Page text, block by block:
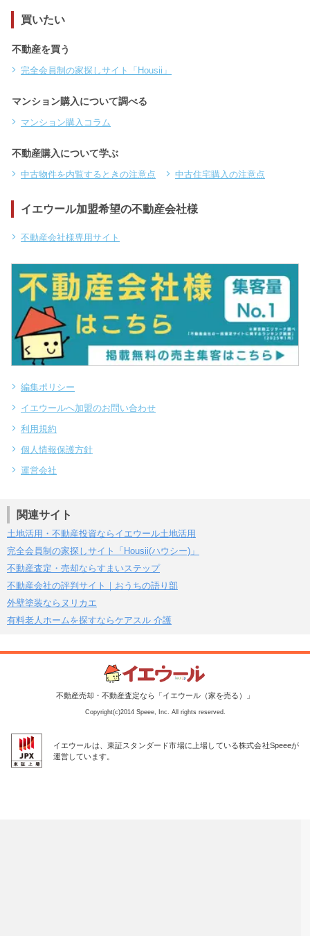
買いたい
不動産を買う
完全会員制の家探しサイト「Housii」
マンション購入について調べる
マンション購入コラム
不動産購入について学ぶ
中古物件を内覧するときの注意点 中古住宅購入の注意点
イエウール加盟希望の不動産会社様
不動産会社様専用サイト
編集ポリシー
イエウールへ加盟のお問い合わせ
利用規約
個人情報保護方針
運営会社
関連サイト
土地活用・不動産投資ならイエウール土地活用
完全会員制の家探しサイト「Housii(ハウシー)」
不動産査定・売却ならすまいステップ
不動産会社の評判サイト｜おうちの語り部
外壁塗装ならヌリカエ
有料老人ホームを探すならケアスル 介護
不動産売却・不動産査定なら「イエウール（家を売る）」
Copyright(c)2014 Speee, Inc. All rights reserved.
イエウールは、東証スタンダード市場に上場している株式会社Speeeが
運営しています。